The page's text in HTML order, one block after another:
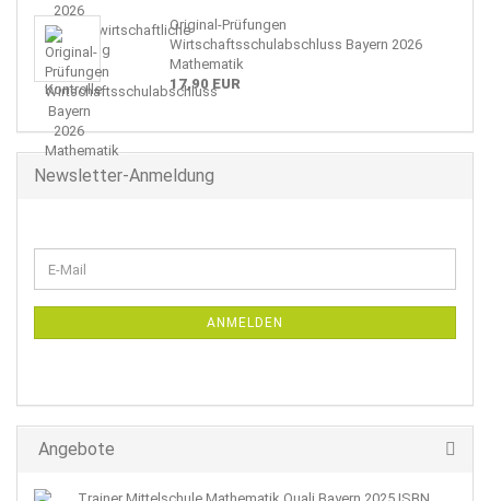
Original-Prüfungen
Wirtschaftsschulabschluss Bayern 2026
Mathematik
17,90 EUR
Newsletter-Anmeldung
ZUR
E-
Mail
ANMELDEN
Angebote